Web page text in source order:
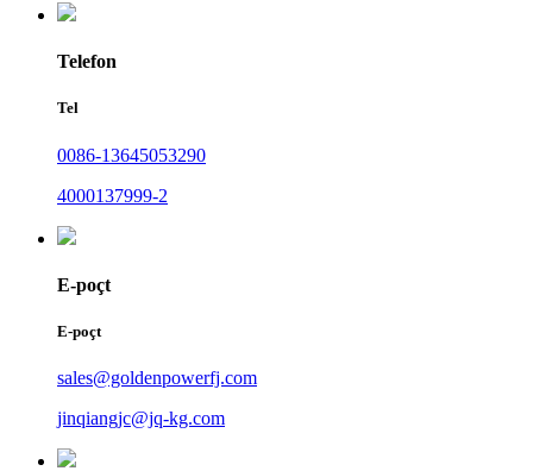
Telefon
Tel
0086-13645053290
4000137999-2
E-poçt
E-poçt
sales@goldenpowerfj.com
jinqiangjc@jq-kg.com